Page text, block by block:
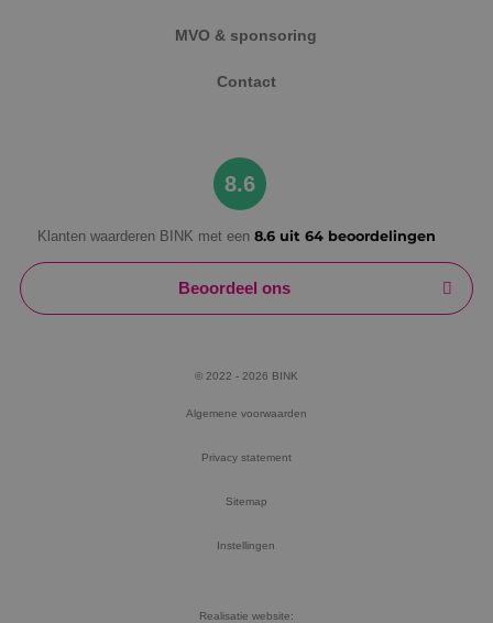
MVO & sponsoring
Contact
8.6
Klanten waarderen BINK met een 8.6 uit 64 beoordelingen
Beoordeel ons
© 2022 - 2026 BINK
Algemene voorwaarden
Privacy statement
Sitemap
Instellingen
Realisatie website:
weken